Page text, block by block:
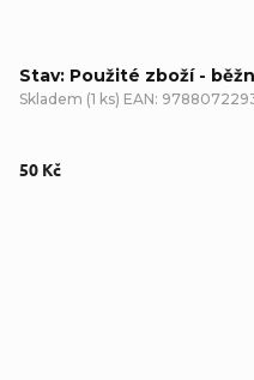
Stav: Použité zboží -
Skladem (1 ks) EAN:
50 Kč